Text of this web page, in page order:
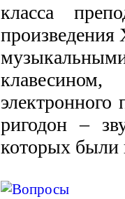
класса
ригодон –
которых были